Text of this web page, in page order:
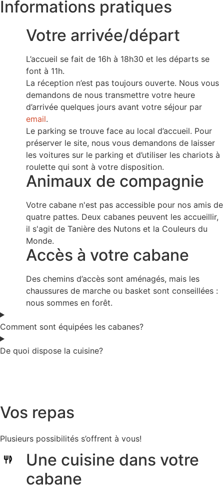
Informations pratiques
Votre arrivée/départ
L’accueil se fait de 16h à 18h30 et les départs se
font à 11h.
La réception n’est pas toujours ouverte. Nous vous
demandons de nous transmettre votre heure
d’arrivée quelques jours avant votre séjour par
email.
Le parking se trouve face au local d’accueil. Pour
préserver le site, nous vous demandons de laisser
les voitures sur le parking et d’utiliser les chariots à
roulette qui sont à votre disposition.
Animaux de compagnie
Votre cabane n'est pas accessible pour nos amis de
quatre pattes. Deux cabanes peuvent les accueillir,
il s'agit de Tanière des Nutons et la Couleurs du
Monde.
Accès à votre cabane
Des chemins d’accès sont aménagés, mais les
chaussures de marche ou basket sont conseillées :
nous sommes en forêt.
Comment sont équipées les cabanes?
De quoi dispose la cuisine?
Vos repas
Plusieurs possibilités s’offrent à vous!
Une cuisine dans votre
cabane